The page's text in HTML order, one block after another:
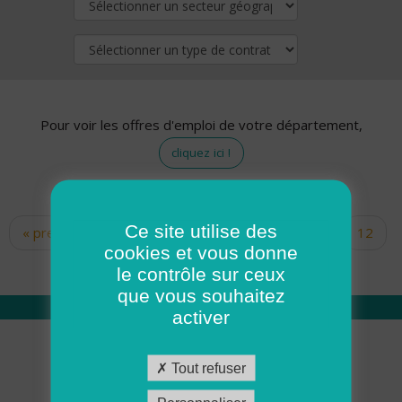
Pour voir les offres d'emploi de votre département,
cliquez ici !
Pages
« premier ‹ précédent … 10
12
14 15 16 17
Qui sommes nous
Académie ADMR
Ce site utilise des
cookies et vous donne
le contrôle sur ceux
que vous souhaitez
activer
Tout refuser